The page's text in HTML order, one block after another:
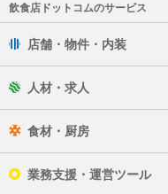
飲食店ドットコムのサービス
店舗・物件・内装
人材・求人
食材・厨房
業務支援・運営ツール